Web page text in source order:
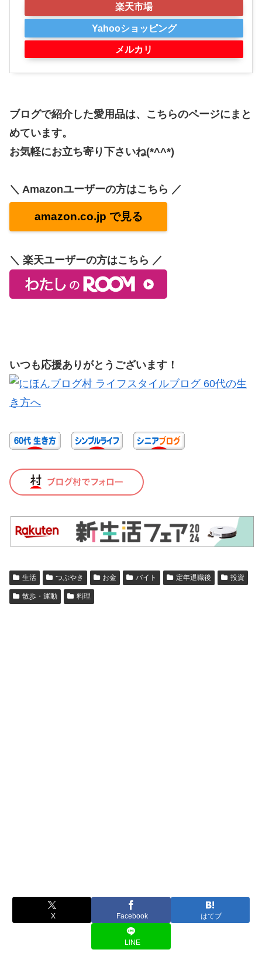
楽天市場
Yahooショッピング
メルカリ
ブログで紹介した愛用品は、こちらのページにまと
めています。
お気軽にお立ち寄り下さいね(*^^*)
＼ Amazonユーザーの方はこちら ／
amazon.co.jp で見る
＼ 楽天ユーザーの方はこちら ／
いつも応援ありがとうございます！
生活 つぶやき お金 バイト 定年退職後 投資
散歩・運動 料理
X Facebook はてブ
LINE